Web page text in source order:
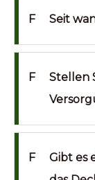
F Seit
F
Stellen
F
Gibt es